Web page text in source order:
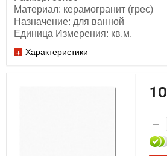
Материал: керамогранит (грес)
Назначение: для ванной
Единица Измерения: кв.м.
Характеристики